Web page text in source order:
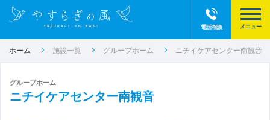
電話相談
ホーム 施設一覧 グループホーム ニチイケアセンター南観音
グループホーム
ニチイケアセンター南観音